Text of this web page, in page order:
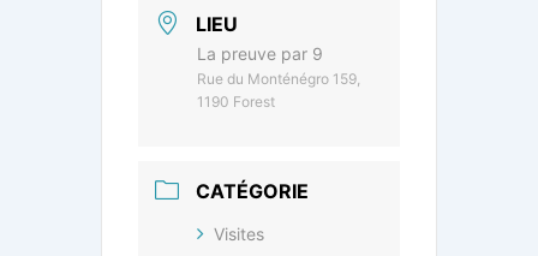
LIEU
La preuve par 9
Rue du Monténégro 159,
1190 Forest
CATÉGORIE
Visites